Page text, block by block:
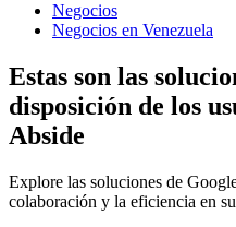
Negocios
Negocios en Venezuela
Estas son las
disposición de los
Abside
Explore las soluciones de
colaboración y la eficiencia en